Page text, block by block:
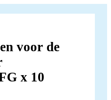
voor de
x 10